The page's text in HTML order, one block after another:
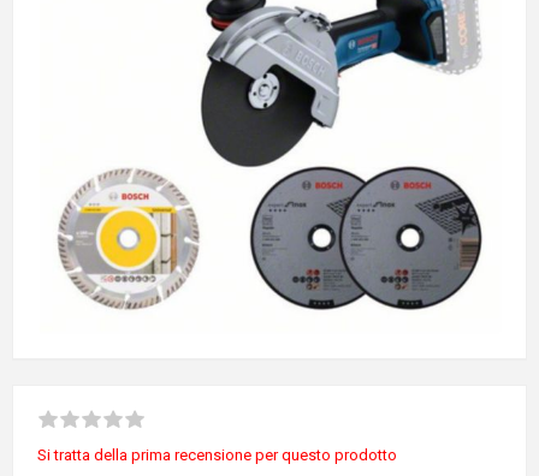
Si tratta della prima recensione per questo prodotto